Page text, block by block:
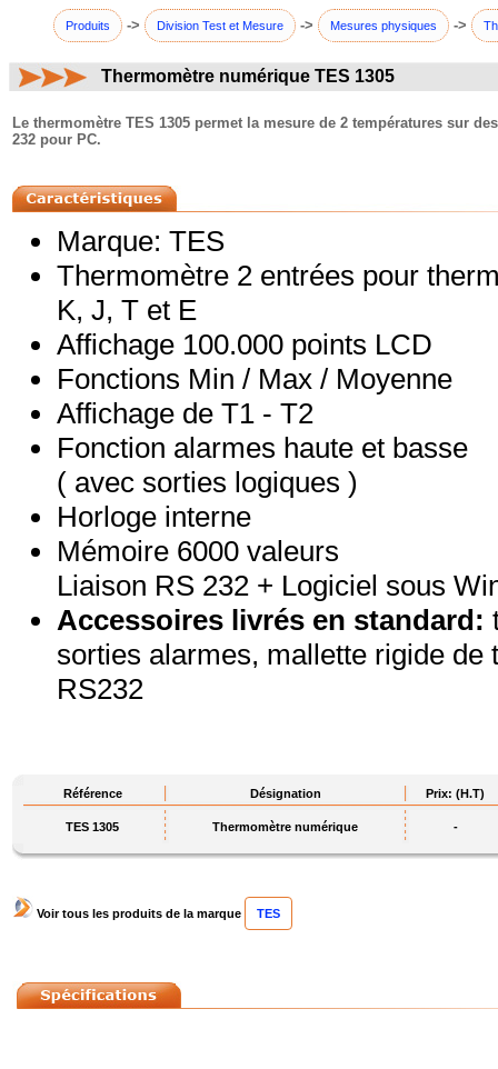
Produits -> Division Test et Mesure -> Mesures physiques ->
Thermomètre numérique TES 1305
Le thermomètre TES 1305 permet la mesure de 2 températures sur
232 pour PC.
Marque: TES
Thermomètre 2 entrées pour
K, J, T et E
Affichage 100.000 points LCD
Fonctions Min / Max / Moyenne
Affichage de T1 - T2
Fonction alarmes haute et basse
( avec sorties logiques )
Horloge interne
Mémoire 6000 valeurs
Liaison RS 232 + Logiciel sous
Accessoires livrés en standard:
sorties alarmes, mallette rigide de
RS232
Référence Désignation Prix: (H.T)
TES 1305 Thermomètre numérique -
Voir tous les produits de la marque TES